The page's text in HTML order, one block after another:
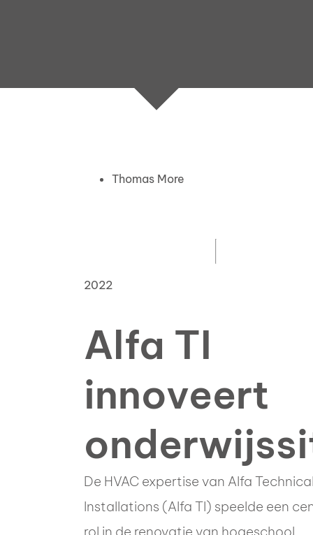
Thomas More
2022
Alfa TI
innoveert
De HVAC expertise van Alfa
Installations (Alfa TI) speelde een
rol in de renovatie van hogeschool